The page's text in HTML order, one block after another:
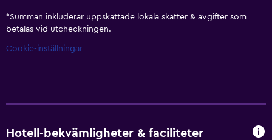
*Summan inkluderar uppskattade lokala skatter & avgifter som
betalas vid utcheckningen.
Cookie-inställningar
Hotell-bekvämligheter & faciliteter